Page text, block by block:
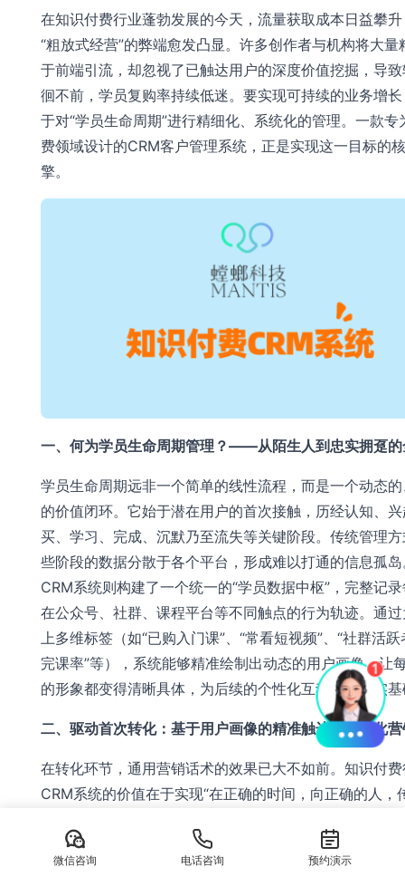
在知识付费行业蓬勃发展的今天，流量获取成本日益攀
“粗放式经营”的弊端愈发凸显。许多创作者与机构将大量
于前端引流，却忽视了已触达用户的深度价值挖掘，导
徊不前，学员复购率持续低迷。要实现可持续的业务增
于对“学员生命周期”进行精细化、系统化的管理。一款专
费领域设计的CRM客户管理系统，正是实现这一目标的
擎。
一、何为学员生命周期管理？——从陌生人到忠实拥趸的
学员生命周期远非一个简单的线性流程，而是一个动态
的价值闭环。它始于潜在用户的首次接触，历经认知、
买、学习、完成、沉默乃至流失等关键阶段。传统管理
些阶段的数据分散于各个平台，形成难以打通的信息孤
CRM系统则构建了一个统一的“学员数据中枢”，完整记
在公众号、社群、课程平台等不同触点的行为轨迹。通
上多维标签（如“已购入门课”、“常看短视频”、“社群活跃
完课率”等），系统能够精准绘制出动态的用户画像，让
的形象都变得清晰具体，为后续的个性化互动奠定坚实
二、驱动首次转化：基于用户画像的精准触达与自动化
在转化环节，通用营销话术的效果已大不如前。知识付
CRM系统的价值在于实现“在正确的时间，向正确的人，
销流程。例如，对长期关注但未付费的潜在用户，系统
一份针对其痛点的免费试听课程或干货资料，进行价值
微信咨询 电话咨询 预约演示